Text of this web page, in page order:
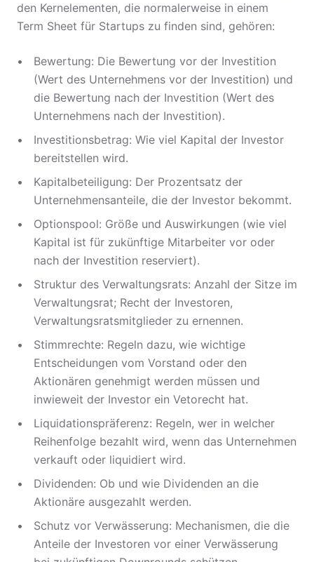
den Kernelementen, die normalerweise in einem
Term Sheet für Startups zu finden sind, gehören:
Bewertung: Die Bewertung vor der Investition
(Wert des Unternehmens vor der Investition) und
die Bewertung nach der Investition (Wert des
Unternehmens nach der Investition).
Investitionsbetrag: Wie viel Kapital der Investor
bereitstellen wird.
Kapitalbeteiligung: Der Prozentsatz der
Unternehmensanteile, die der Investor bekommt.
Optionspool: Größe und Auswirkungen (wie viel
Kapital ist für zukünftige Mitarbeiter vor oder
nach der Investition reserviert).
Struktur des Verwaltungsrats: Anzahl der Sitze im
Verwaltungsrat; Recht der Investoren,
Verwaltungsratsmitglieder zu ernennen.
Stimmrechte: Regeln dazu, wie wichtige
Entscheidungen vom Vorstand oder den
Aktionären genehmigt werden müssen und
inwieweit der Investor ein Vetorecht hat.
Liquidationspräferenz: Regeln, wer in welcher
Reihenfolge bezahlt wird, wenn das Unternehmen
verkauft oder liquidiert wird.
Dividenden: Ob und wie Dividenden an die
Aktionäre ausgezahlt werden.
Schutz vor Verwässerung: Mechanismen, die die
Anteile der Investoren vor einer Verwässerung